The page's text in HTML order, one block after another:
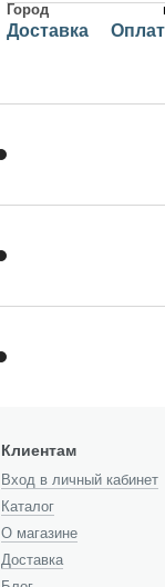
Город
Доставка
Клиентам
Вход в личный кабинет
Каталог
О магазине
Доставка